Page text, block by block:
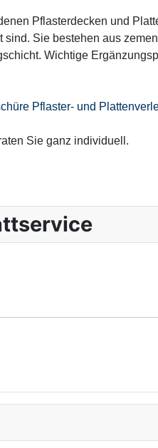
Pflasterdecken und
Sie bestehen aus
Wichtige
Pflaster- und
Sie ganz individuell.
mit vdw 840 plus